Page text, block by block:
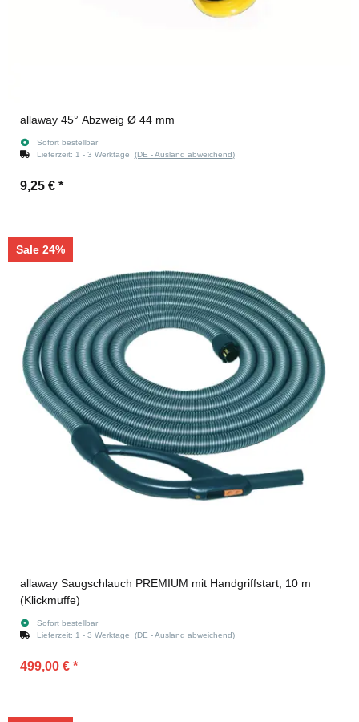
allaway 45° Abzweig Ø 44 mm
Sofort bestellbar
Lieferzeit: 1 - 3 Werktage (DE - Ausland abweichend)
9,25 € *
Sale 24%
allaway Saugschlauch PREMIUM mit Handgriffstart, 10 m
(Klickmuffe)
Sofort bestellbar
Lieferzeit: 1 - 3 Werktage (DE - Ausland abweichend)
499,00 € *